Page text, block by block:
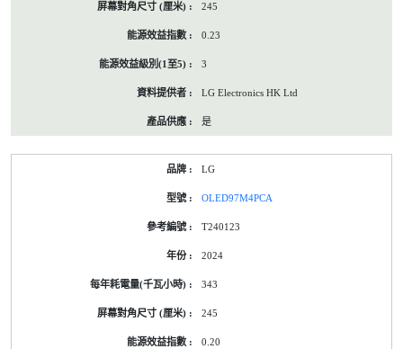
245
0.23
3
LG Electronics HK Ltd
是
LG
OLED97M4PCA
T240123
2024
343
245
0.20